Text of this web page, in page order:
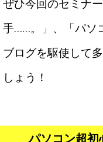
ぜひ今回のセミナ
手……。」、「パソ
ブログを駆使して
しょう！
パソコン超初